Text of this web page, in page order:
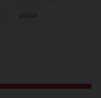
pavia